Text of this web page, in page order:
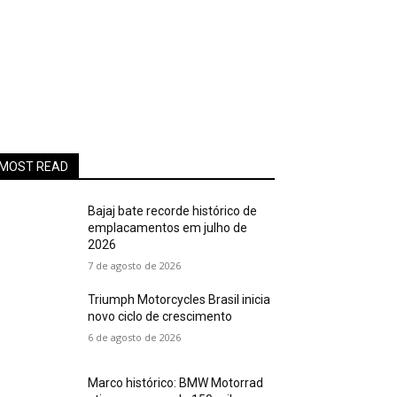
MOST READ
Bajaj bate recorde histórico de
emplacamentos em julho de
2026
7 de agosto de 2026
Triumph Motorcycles Brasil inicia
novo ciclo de crescimento
6 de agosto de 2026
Marco histórico: BMW Motorrad